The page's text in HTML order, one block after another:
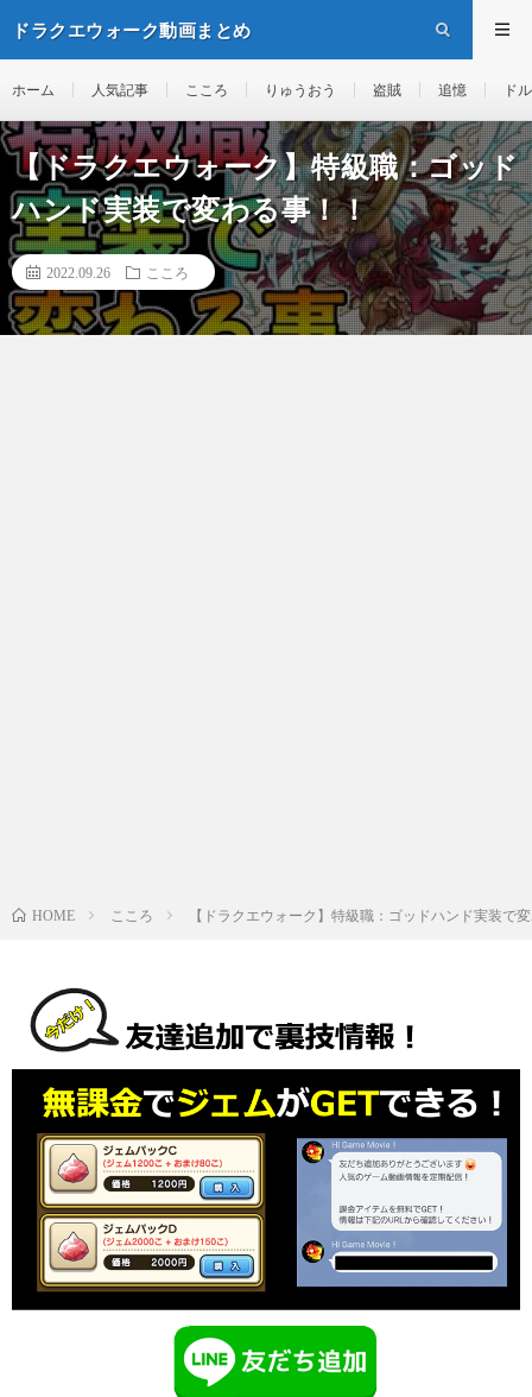
ドラクエウォーク動画まとめ
ホーム 人気記事 こころ りゅうおう 盗賊 追憶 ド
【ドラクエウォーク】特級職：ゴッド
ハンド実装で変わる事！！
2022.09.26 こころ
HOME こころ 【ドラクエウォーク】特級職：ゴッドハンド実装で